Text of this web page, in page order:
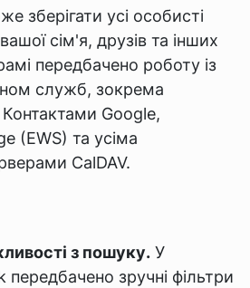
зберігати усі особисті
сім'я, друзів та інших
передбачено роботу із
служб, зокрема
Google,
(EWS) та усіма
CalDAV.
з пошуку. У
передбачено зручні фільтри